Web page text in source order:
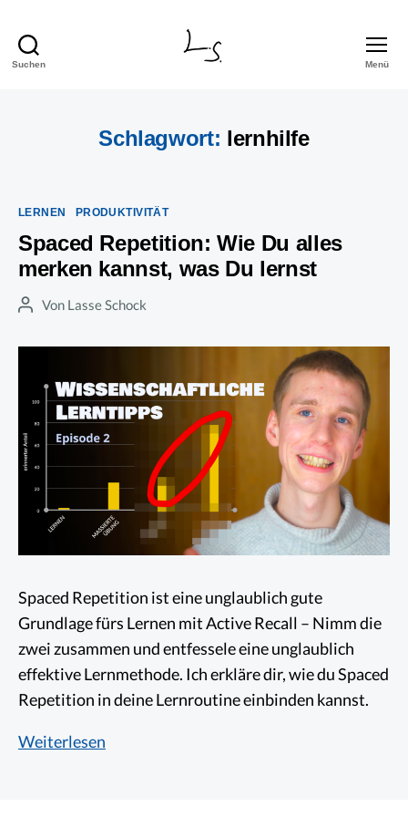
Suchen Menü
Schlagwort: lernhilfe
Kategorien
LERNEN PRODUKTIVITÄT
Spaced Repetition: Wie Du alles
merken kannst, was Du lernst
Beitragsautor
Von Lasse Schock
Spaced Repetition ist eine unglaublich gute
Grundlage fürs Lernen mit Active Recall – Nimm die
zwei zusammen und entfessele eine unglaublich
effektive Lernmethode. Ich erkläre dir, wie du Spaced
Repetition in deine Lernroutine einbinden kannst.
Weiterlesen